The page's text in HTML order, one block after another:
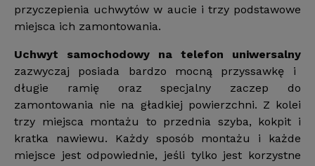
przyczepienia uchwytów w aucie i trzy podstawowe
miejsca ich zamontowania.
Uchwyt samochodowy na telefon uniwersalny
zazwyczaj posiada bardzo mocną przyssawkę i
długie ramię oraz specjalny zaczep do
zamontowania nie na gładkiej powierzchni. Z kolei
trzy miejsca montażu to przednia szyba, kokpit i
kratka nawiewu. Każdy sposób montażu i każde
miejsce jest odpowiednie, jeśli tylko jest korzystne